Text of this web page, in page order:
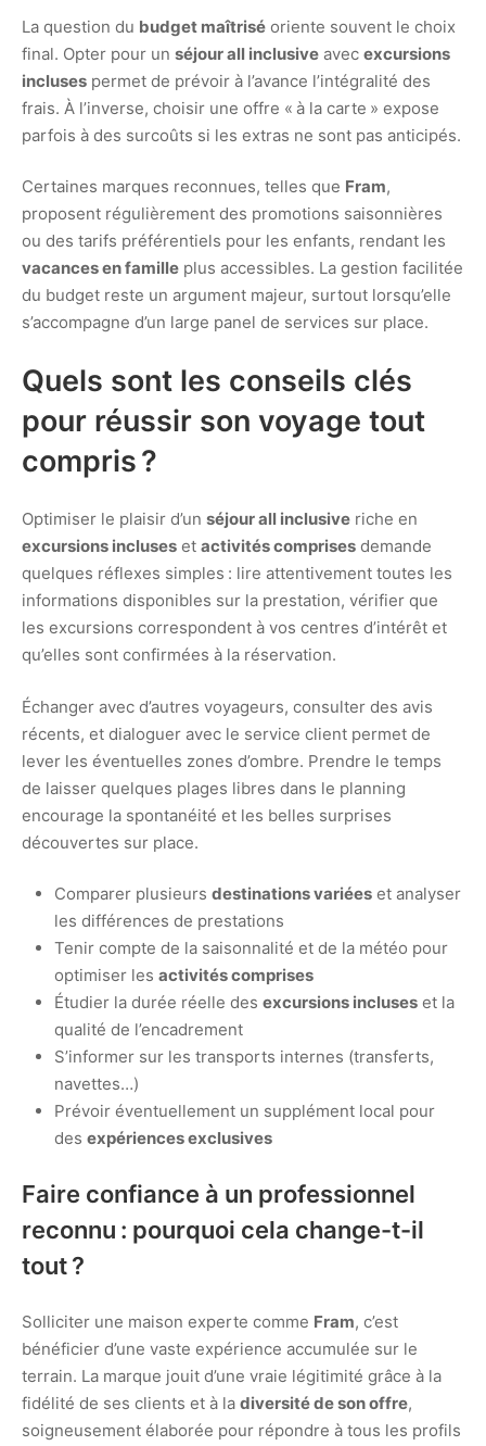
La question du budget maîtrisé oriente souvent le choix
final. Opter pour un séjour all inclusive avec excursions
incluses permet de prévoir à l’avance l’intégralité des
frais. À l’inverse, choisir une offre « à la carte » expose
parfois à des surcoûts si les extras ne sont pas anticipés.
Certaines marques reconnues, telles que Fram,
proposent régulièrement des promotions saisonnières
ou des tarifs préférentiels pour les enfants, rendant les
vacances en famille plus accessibles. La gestion facilitée
du budget reste un argument majeur, surtout lorsqu’elle
s’accompagne d’un large panel de services sur place.
Quels sont les conseils clés
pour réussir son voyage tout
compris ?
Optimiser le plaisir d’un séjour all inclusive riche en
excursions incluses et activités comprises demande
quelques réflexes simples : lire attentivement toutes les
informations disponibles sur la prestation, vérifier que
les excursions correspondent à vos centres d’intérêt et
qu’elles sont confirmées à la réservation.
Échanger avec d’autres voyageurs, consulter des avis
récents, et dialoguer avec le service client permet de
lever les éventuelles zones d’ombre. Prendre le temps
de laisser quelques plages libres dans le planning
encourage la spontanéité et les belles surprises
découvertes sur place.
Comparer plusieurs destinations variées et analyser
les différences de prestations
Tenir compte de la saisonnalité et de la météo pour
optimiser les activités comprises
Étudier la durée réelle des excursions incluses et la
qualité de l’encadrement
S’informer sur les transports internes (transferts,
navettes…)
Prévoir éventuellement un supplément local pour
des expériences exclusives
Faire confiance à un professionnel
reconnu : pourquoi cela change-t-il
tout ?
Solliciter une maison experte comme Fram, c’est
bénéficier d’une vaste expérience accumulée sur le
terrain. La marque jouit d’une vraie légitimité grâce à la
fidélité de ses clients et à la diversité de son offre,
soigneusement élaborée pour répondre à tous les profils